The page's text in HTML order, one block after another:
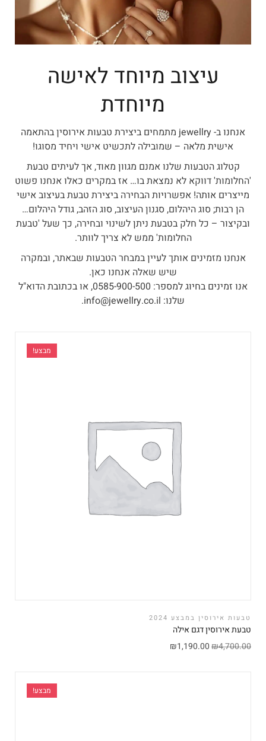
עיצוב מיוחד לאישה
מיוחדת
אנחנו ב- jewellry מתמחים ביצירת טבעות אירוסין בהתאמה
אישית מלאה – שמובילה לתכשיט אישי ויחיד מסוגו!
קטלוג הטבעות שלנו אמנם מגוון מאוד, אך לעיתים טבעת
'החלומות' דווקא לא נמצאת בו… אז במקרים כאלו אנחנו פשוט
מייצרים אותה! אפשרויות הבחירה ביצירת טבעת בעיצוב אישי
הן רבות; סוג היהלום, סגנון העיצוב, סוג הזהב, גודל היהלום…
ובקיצור – כל חלק בטבעת ניתן לשינוי ובחירה, כך שעל 'טבעת
החלומות' ממש לא צריך לוותר.
אנחנו מזמינים אותך לעיין במבחר הטבעות שבאתר, ובמקרה
שיש שאלה אנחנו כאן.
אנו זמינים בחיוג למספר: 0585-900-500, או בכתובת הדוא"ל
שלנו: info@jewellry.co.il
.
מבצע!
טבעות אירוסין במבצע 2024
טבעת אירוסין דגם אילה
₪4,700.00
₪1,190.00
מבצע!